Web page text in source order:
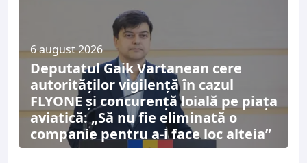
6 august 2026
Deputatul Gaik Vartanean cere
autorităților vigilență în cazul
FLYONE și concurență loială pe piața
aviatică: „Să nu fie eliminată o
companie pentru a-i face loc alteia”